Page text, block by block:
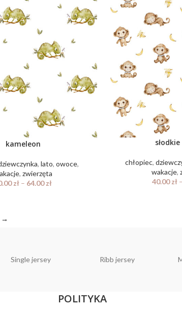
kameleon
, lato, owoce,
, zwierzęta
zł – 64.00zł
chłopiec,
wakacje,
40.00zł–
→
Single jersey Ribb jersey
POLITYKA